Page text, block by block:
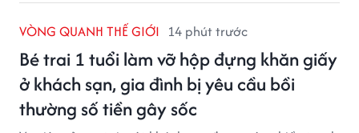
VÒNG QUANH THẾ GIỚI 14 phút trước
Bé trai 1 tuổi làm vỡ hộp đựng khăn giấy
ở khách sạn, gia đình bị yêu cầu bồi
thường số tiền gây sốc